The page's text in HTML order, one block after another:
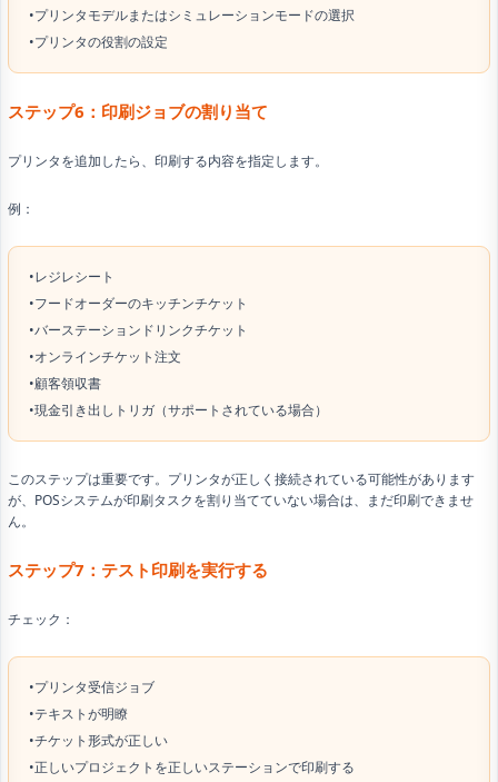
•プリンタモデルまたはシミュレーションモードの選択
•プリンタの役割の設定
ステップ6：印刷ジョブの割り当て
プリンタを追加したら、印刷する内容を指定します。
例：
•レジレシート
•フードオーダーのキッチンチケット
•バーステーションドリンクチケット
•オンラインチケット注文
•顧客領収書
•現金引き出しトリガ（サポートされている場合）
このステップは重要です。プリンタが正しく接続されている可能性があります
が、POSシステムが印刷タスクを割り当てていない場合は、まだ印刷できませ
ん。
ステップ7：テスト印刷を実行する
チェック：
•プリンタ受信ジョブ
•テキストが明瞭
•チケット形式が正しい
•正しいプロジェクトを正しいステーションで印刷する